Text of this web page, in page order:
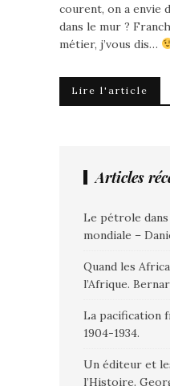
courent, on a envie
dans le mur ?
métier, j’vous dis…
Lire l'article
Articles
Le pétrole
mondiale –
Quand les
l’Afrique.
La pacification
1904-1934.
Un éditeur et
l’Histoire.